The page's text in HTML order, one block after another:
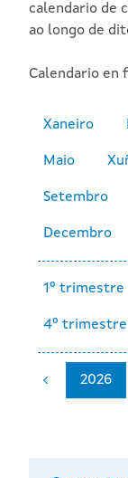
calendario de
ao longo de
Calendario en
Xaneiro
Maio
Setembro
Decembro
1º trimestre
4º trimestre
2026